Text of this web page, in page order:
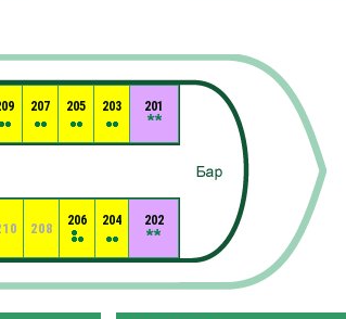
201
202
203
204
205
206
207
208